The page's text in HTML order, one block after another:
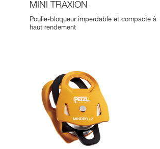
MINI TRAXION
Poulie-bloqueur imperdable et compacte à
haut rendement